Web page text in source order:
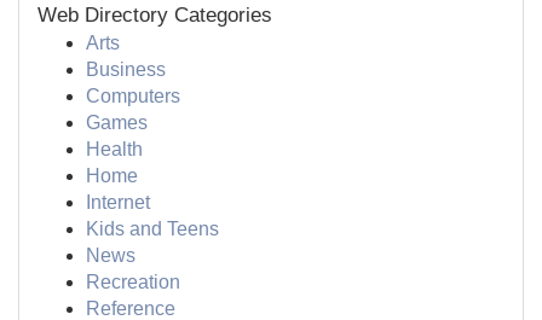
Web Directory Categories
Arts
Business
Computers
Games
Health
Home
Internet
Kids and Teens
News
Recreation
Reference